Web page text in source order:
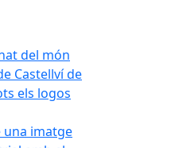
del món de bike trial -